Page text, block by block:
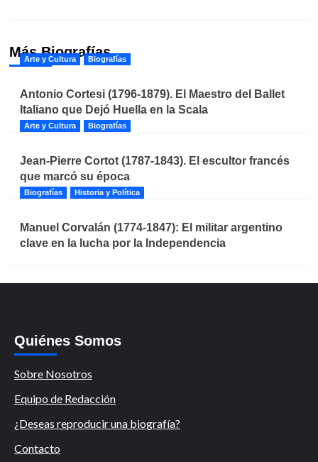
Más Biografías
Arte y Cultura Biografías
Antonio Cortesi (1796-1879). El Maestro del Ballet
Italiano que Dejó Huella en la Scala
Arte y Cultura Biografías
Jean-Pierre Cortot (1787-1843). El escultor francés
que marcó su época
Biografías Historia y Política
Manuel Corvalán (1774-1847): El militar argentino
clave en la lucha por la Independencia
Quiénes Somos
Sobre Nosotros
Equipo de Redacción
¿Deseas reproducir una biografía?
Contacto